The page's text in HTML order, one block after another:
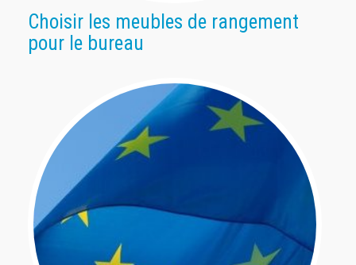
Choisir les meubles de rangement
pour le bureau